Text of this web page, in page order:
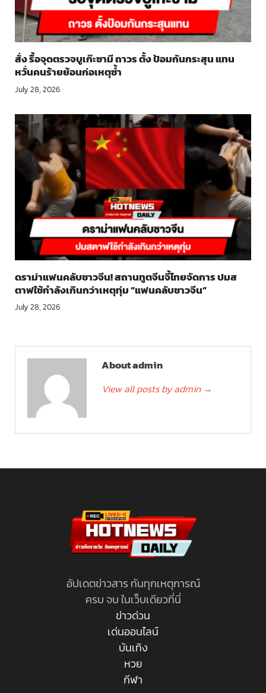
สั่ง รื้อจุดตรวจบูเก๊ะซามี ถาวร ตั้ง ป้อมกันกระสุน แทน
หวั่นคนร้ายย้อนก่อเหตุซ้ำ
July 28, 2026
ดราม่าแฟนคลับชาวจีน! สถานทูตจีนจี้ไทยจัดการ ปมส
ตาฟใช้กำลังเกินกว่าเหตุทุ่ม “แฟนคลับชาวจีน”
July 28, 2026
About admin
View all posts by admin →
อัปเดตข่าวสาร ทันทุกเหตุการณ์
ครบ จบ ในเว็บเดียวที่นี่
ข่าวด่วน
เด่นออนไลน์
บันเทิง
หวย
กีฬา